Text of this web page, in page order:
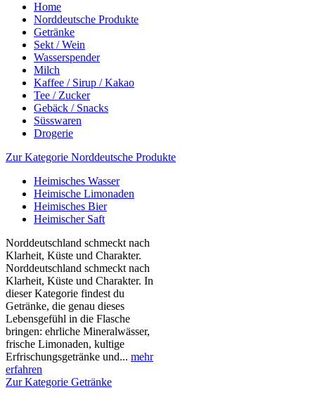
Home
Norddeutsche Produkte
Getränke
Sekt / Wein
Wasserspender
Milch
Kaffee / Sirup / Kakao
Tee / Zucker
Gebäck / Snacks
Süsswaren
Drogerie
Zur Kategorie Norddeutsche Produkte
Heimisches Wasser
Heimische Limonaden
Heimisches Bier
Heimischer Saft
Norddeutschland schmeckt nach
Klarheit, Küste und Charakter.
Norddeutschland schmeckt nach
Klarheit, Küste und Charakter. In
dieser Kategorie findest du
Getränke, die genau dieses
Lebensgefühl in die Flasche
bringen: ehrliche Mineralwässer,
frische Limonaden, kultige
Erfrischungsgetränke und... mehr
erfahren
Zur Kategorie Getränke